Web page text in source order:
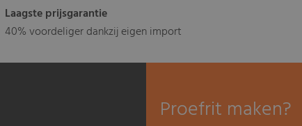
Laagste prijsgarantie
40% voordeliger dankzij eigen import
Proefrit maken?